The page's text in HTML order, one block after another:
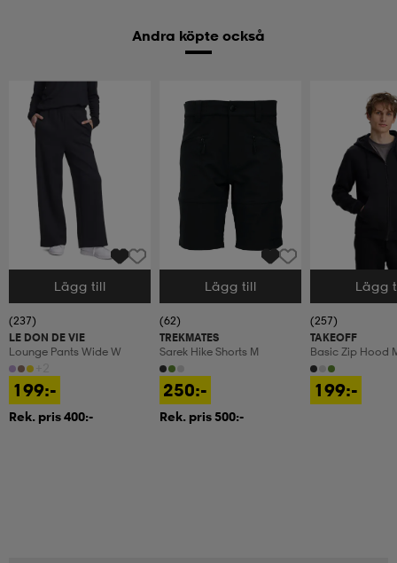
Andra köpte också
Välj storlek
Lägg till
(237)
LE DON DE VIE
Lounge Pants Wide W
199:-
Rek. pris 400:-
Välj storlek
Lägg till
(62)
TREKMATES
Sarek Hike Shorts M
250:-
Rek. pris 500:-
Välj storlek
Lägg
(257)
TAKEOFF
Basic Zip Hood
199:-